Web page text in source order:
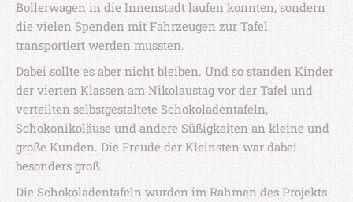
Bollerwagen in die Innenstadt laufen konnten, sondern
die vielen Spenden mit Fahrzeugen zur Tafel
transportiert werden mussten.
Dabei sollte es aber nicht bleiben. Und so standen Kinder
der vierten Klassen am Nikolaustag vor der Tafel und
verteilten selbstgestaltete Schokoladentafeln,
Schokonikoläuse und andere Süßigkeiten an kleine und
große Kunden. Die Freude der Kleinsten war dabei
besonders groß.
Die Schokoladentafeln wurden im Rahmen des Projekts